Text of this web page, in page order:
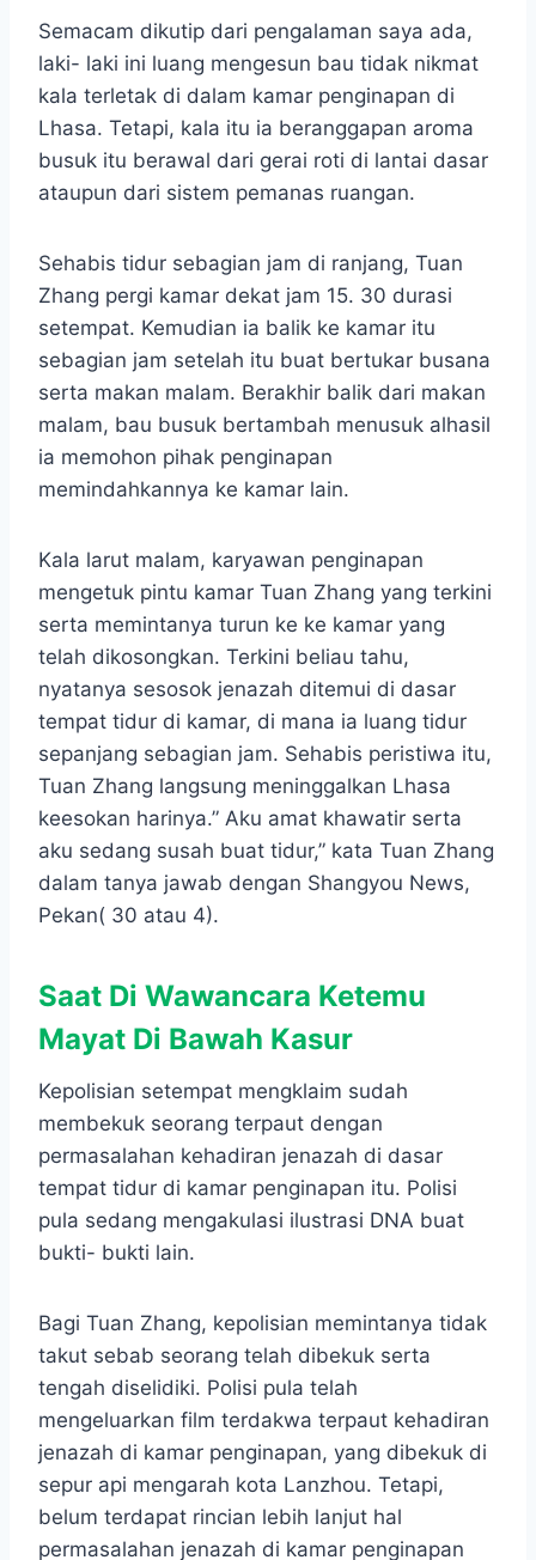
Semacam dikutip dari pengalaman saya ada,
laki- laki ini luang mengesun bau tidak nikmat
kala terletak di dalam kamar penginapan di
Lhasa. Tetapi, kala itu ia beranggapan aroma
busuk itu berawal dari gerai roti di lantai dasar
ataupun dari sistem pemanas ruangan.
Sehabis tidur sebagian jam di ranjang, Tuan
Zhang pergi kamar dekat jam 15. 30 durasi
setempat. Kemudian ia balik ke kamar itu
sebagian jam setelah itu buat bertukar busana
serta makan malam. Berakhir balik dari makan
malam, bau busuk bertambah menusuk alhasil
ia memohon pihak penginapan
memindahkannya ke kamar lain.
Kala larut malam, karyawan penginapan
mengetuk pintu kamar Tuan Zhang yang terkini
serta memintanya turun ke ke kamar yang
telah dikosongkan. Terkini beliau tahu,
nyatanya sesosok jenazah ditemui di dasar
tempat tidur di kamar, di mana ia luang tidur
sepanjang sebagian jam. Sehabis peristiwa itu,
Tuan Zhang langsung meninggalkan Lhasa
keesokan harinya.” Aku amat khawatir serta
aku sedang susah buat tidur,” kata Tuan Zhang
dalam tanya jawab dengan Shangyou News,
Pekan( 30 atau 4).
Saat Di Wawancara Ketemu
Mayat Di Bawah Kasur
Kepolisian setempat mengklaim sudah
membekuk seorang terpaut dengan
permasalahan kehadiran jenazah di dasar
tempat tidur di kamar penginapan itu. Polisi
pula sedang mengakulasi ilustrasi DNA buat
bukti- bukti lain.
Bagi Tuan Zhang, kepolisian memintanya tidak
takut sebab seorang telah dibekuk serta
tengah diselidiki. Polisi pula telah
mengeluarkan film terdakwa terpaut kehadiran
jenazah di kamar penginapan, yang dibekuk di
sepur api mengarah kota Lanzhou. Tetapi,
belum terdapat rincian lebih lanjut hal
permasalahan jenazah di kamar penginapan